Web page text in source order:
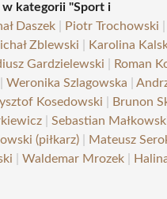
w kategorii "Sport i
Daszek Piotr Trochowski
Zblewski Karolina
Gardzielewski Roman
Weronika Szlagowska
Kosedowski Brunon
Sebastian
(piłkarz)
Mateusz
Waldemar Mrozek